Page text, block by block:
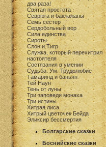
два раза!
Святая простота
Севрюга и баклажаны
Семь сестер
Сердобольный вор
Сила единства
Сироты
Слон и Тигр
Служка, который перехитрил
настоятеля
Состязания в умении
Судьба. Ум. Трудолюбие
Тамаринд и баньян
Тей Наун
Тень от луны
Три заповеди монаха
Три истины
Хитрая лиса
Хитрый цветочек Бейда
Эликсир бессмертия
Болгарские сказки
Боснийские сказки